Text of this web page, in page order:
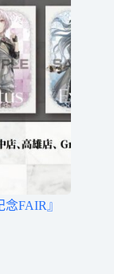
FAIR』